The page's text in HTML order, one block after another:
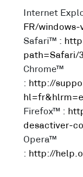
Internet
FR/
Safari™ :
path=Safari/
Chrome™
: http://
Firefox™ :
desactiver-
Opera™
: http://